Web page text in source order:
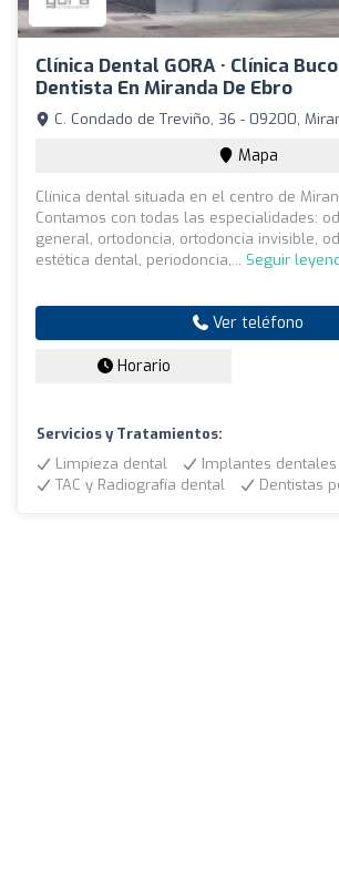
Clínica Dental GORA · Clínica
Dentista En Miranda De Ebro
C. Condado de Treviño, 36 - 09200,
Mapa
Clínica dental situada en el centro de
Contamos con todas las especialidades:
general, ortodoncia, ortodoncia invisible,
estética dental, periodoncia,... Seguir
Ver teléfono
Horario
Servicios y Tratamientos:
Limpieza dental
Implantes dentales
TAC y Radiografía dental
Dentistas